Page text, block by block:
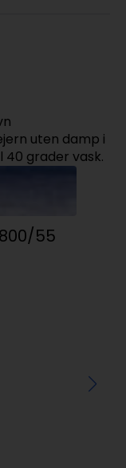
uten damp i
grader vask.
55